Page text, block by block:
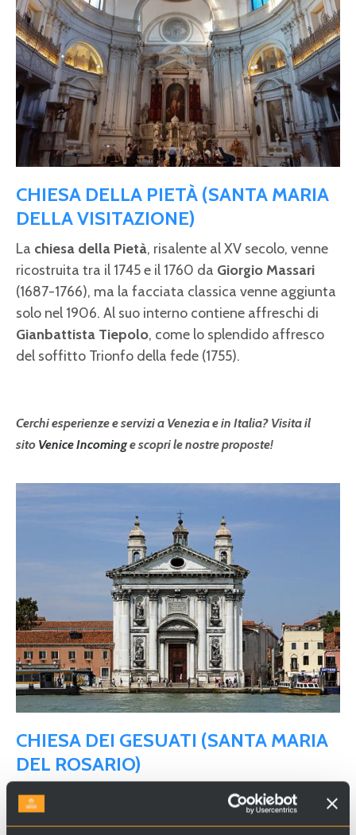
CHIESA DELLA PIETÀ (SANTA MARIA
DELLA VISITAZIONE)
La chiesa della Pietà, risalente al XV secolo, venne
ricostruita tra il 1745 e il 1760 da Giorgio Massari
(1687-1766), ma la facciata classica venne aggiunta
solo nel 1906. Al suo interno contiene affreschi di
Gianbattista Tiepolo, come lo splendido affresco
del soffitto Trionfo della fede (1755).
Cerchi esperienze e servizi a Venezia e in Italia? Visita il
sito Venice Incominge scopri le nostre proposte!
CHIESA DEI GESUATI (SANTA MARIA
DEL ROSARIO)
Sulle Zattere, la chiesa settecentesca, progettata
daGiorgio Massari
, si affaccia sul Canale della